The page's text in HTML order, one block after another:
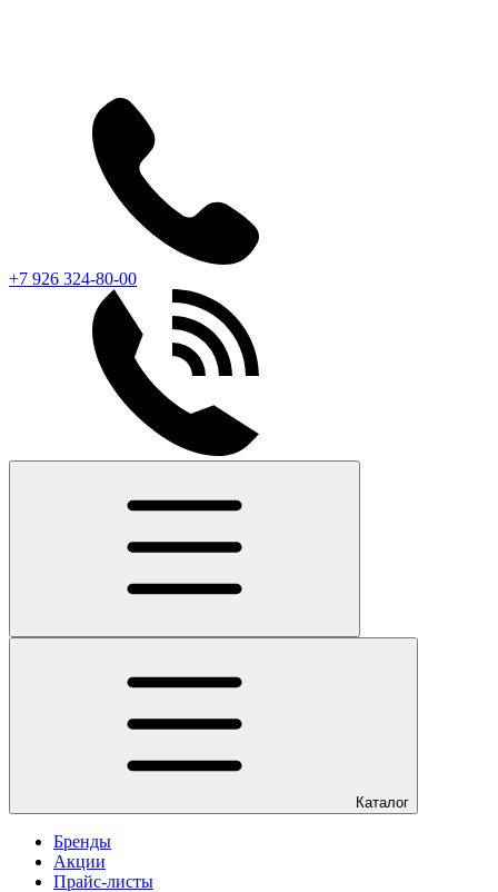
+7 926 324-80-00
Каталог
Бренды
Акции
Прайс-листы